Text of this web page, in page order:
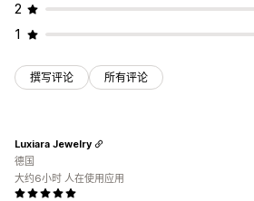
2
1
撰写评论 所有评论
Luxiara Jewelry
德国
大约6小时 人在使用应用